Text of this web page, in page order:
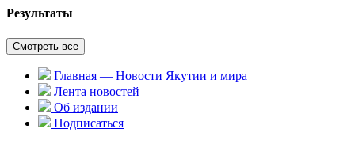
Результаты
Смотреть все
Главная — Новости Якутии и мира
Лента новостей
Об издании
Подписаться